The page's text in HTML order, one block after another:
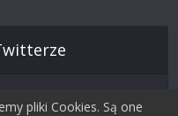
pliki Cookies. Są one